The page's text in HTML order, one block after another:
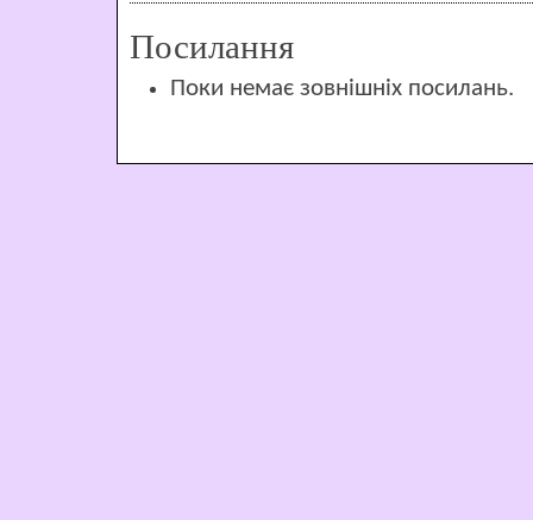
Посилання
Поки немає зовнішніх посилань.